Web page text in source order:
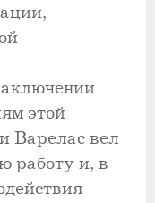
этой
Варелас вел
работу и, в